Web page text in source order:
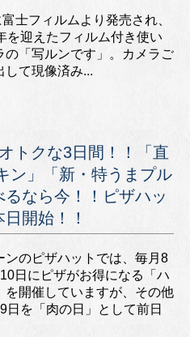
士フィルムより発売され、
を迎えたフィルム付き使い
の「写ルンです」。カメラご
して現像済み...
トクな3日間！！「直
ン」「新・特うまプル
なら今！！ピザハッ
開始！！
ンのピザハットでは、毎月8
日にピザがお得になる「ハ
を開催していますが、その他
日を「肉の日」として前日